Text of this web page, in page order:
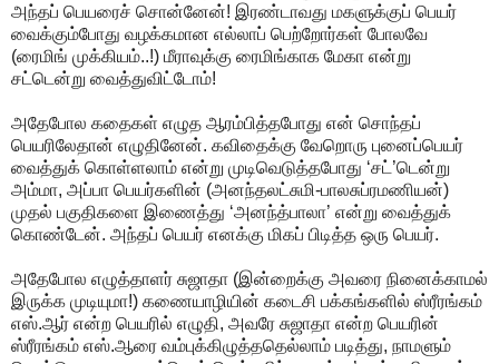
அந்தப் பெயரைச் சொன்னேன்! இரண்டாவது மகளுக்குப் பெயர்
வைக்கும்போது வழக்கமான எல்லாப் பெற்றோர்கள் போலவே
(ரைமிங் முக்கியம்..!) மீராவுக்கு ரைமிங்காக மேகா என்று
சட்டென்று வைத்துவிட்டோம்!
அதேபோல கதைகள் எழுத ஆரம்பித்தபோது என் சொந்தப்
பெயரிலேதான் எழுதினேன். கவிதைக்கு வேறொரு புனைப்பெயர்
வைத்துக் கொள்ளலாம் என்று முடிவெடுத்தபோது ‘சட்’டென்று
அம்மா, அப்பா பெயர்களின் (அனந்தலட்சுமி-பாலசுப்ரமணியன்)
முதல் பகுதிகளை இணைத்து ‘அனந்த்பாலா’ என்று வைத்துக்
கொண்டேன். அந்தப் பெயர் எனக்கு மிகப் பிடித்த ஒரு பெயர்.
அதேபோல எழுத்தாளர் சுஜாதா (இன்றைக்கு அவரை நினைக்காமல்
இருக்க முடியுமா!) கணையாழியின் கடைசி பக்கங்களில் ஸ்ரீரங்கம்
எஸ்.ஆர் என்ற பெயரில் எழுதி, அவரே சுஜாதா என்ற பெயரின்
ஸ்ரீரங்கம் எஸ்.ஆரை வம்புக்கிழுத்ததெல்லாம் படித்து, நாமளும்